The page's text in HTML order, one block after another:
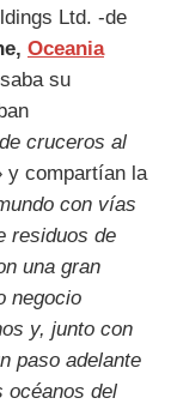
Ltd. -de
Oceania
su
cruceros al
y compartían la
con vías
residuos de
una gran
negocio
y, junto con
paso adelante
océanos del